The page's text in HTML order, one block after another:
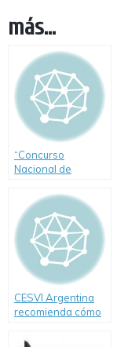
más...
“Concurso
Nacional de
Creciendo
Seguros”,
CESVI Argentina
recomienda cómo
visibilidad reducida